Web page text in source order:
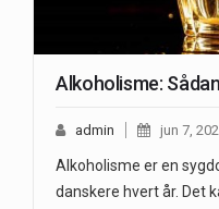
Alkoholisme:
admin jun 7,
Alkoholisme er en
danskere hvert år. Det